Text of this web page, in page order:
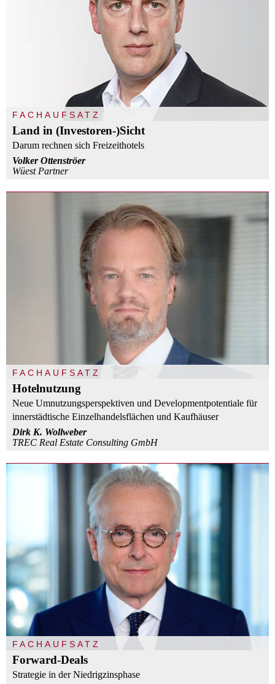
FACHAUFSATZ
Land in (Investoren-)Sicht
Darum rechnen sich Freizeithotels
Volker Ottenströer
Wüest Partner
FACHAUFSATZ
Hotelnutzung
Neue Umnutzungsperspektiven und Developmentpotentiale für
innerstädtische Einzelhandelsflächen und Kaufhäuser
Dirk K. Wollweber
TREC Real Estate Consulting GmbH
FACHAUFSATZ
Forward-Deals
Strategie in der Niedrigzinsphase